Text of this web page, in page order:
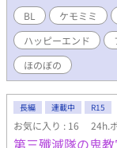
す。 そして、別配
す。
BL ケモミミ
ハッピーエンド
ほのぼの
長編 連載中 R15
お気に入り : 16 24h.
第三殲滅隊の鬼